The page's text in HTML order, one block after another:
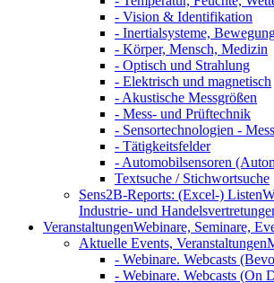
- Vision & Identifikation
- Inertialsysteme,
- Körper, Mensch, Medizin
- Optisch und Strahlung
- Elektrisch und magnetisch
- Akustische Messgrößen
- Mess- und Prüftechnik
- Sensortechnologien -
- Tätigkeitsfelder
- Automobilsensoren
Textsuche / Stichwortsuche
Sens2B-Reports: (Excel-) Listen
Industrie- und
VeranstaltungenWebinare, Seminare,
Aktuelle Events, Veranstaltungen
- Webinare. Webcasts
- Webinare. Webcasts (On